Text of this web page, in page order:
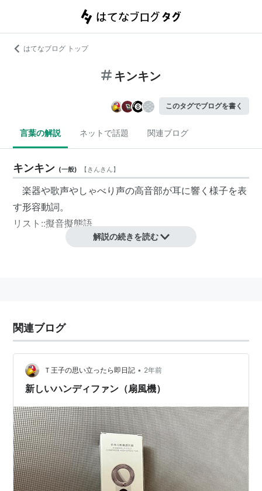
はてなブログ トップ
キンキン
このタグでブログを書く
言葉の解説 ネットで話題 関連ブログ
キンキン (一般) 【きんきん】
楽器や歌声やしゃべり声の高音部が耳に響く様子を表
す形容動詞。
リスト::擬音擬態語
解説の続きを読む
関連ブログ
Ｔ王子の思い立ったら即日記 • 2年前
新しいハンディファン（扇風機）